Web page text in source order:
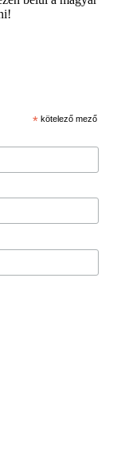
* kötelező mező